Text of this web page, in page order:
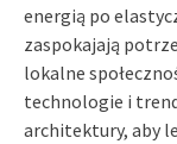
energią po
zaspokajają
lokalne
technologie i
architektury, aby